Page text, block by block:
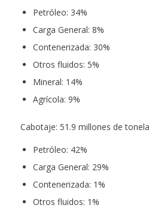
Petróleo: 34%
Carga General: 8%
Contenerizada: 30%
Otros fluidos: 5%
Mineral: 14%
Agrícola: 9%
Cabotaje: 51.9 millones de
Petróleo: 42%
Carga General: 29%
Contenerizada: 1%
Otros fluidos: 1%